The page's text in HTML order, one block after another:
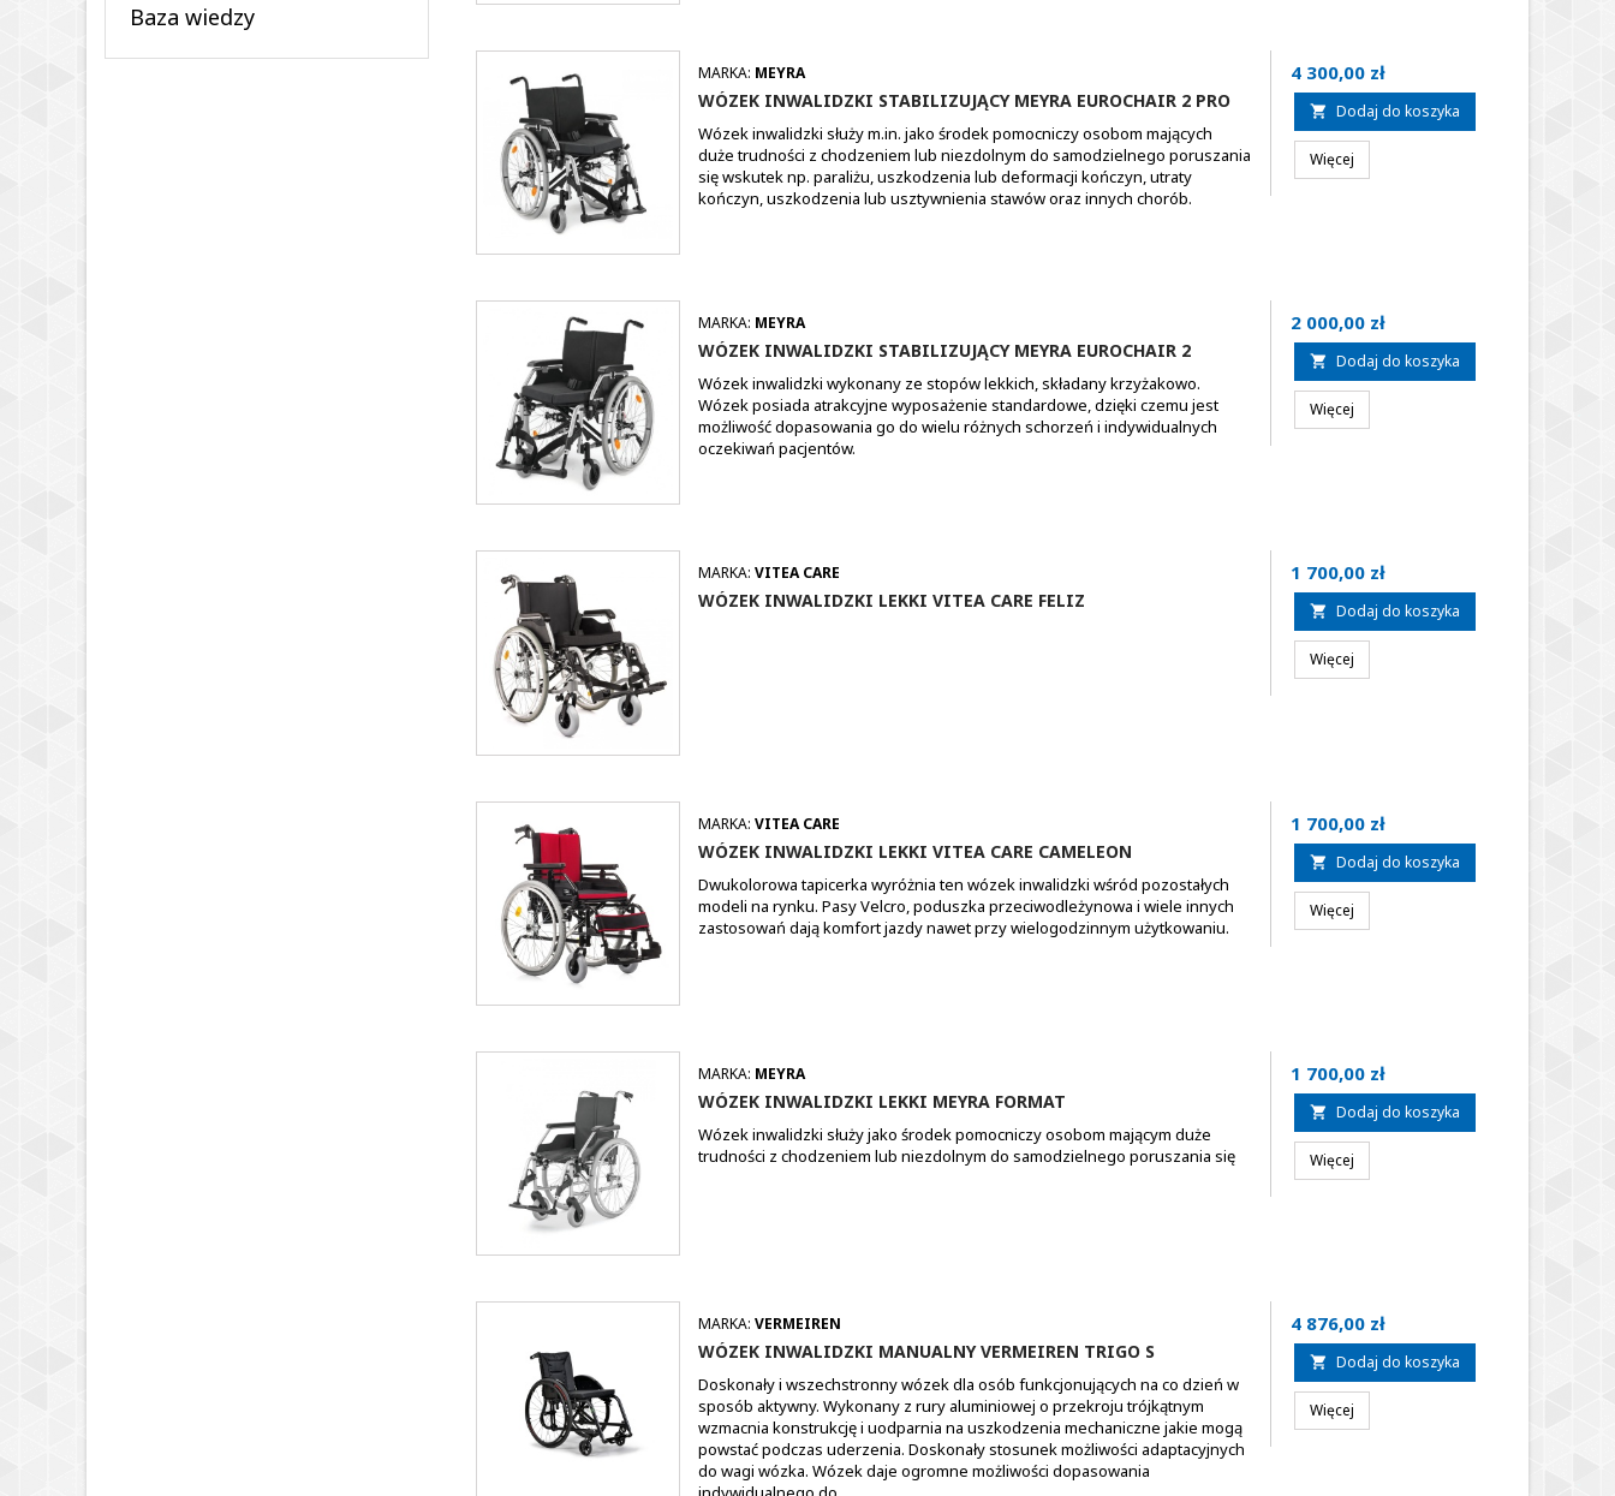
Baza wiedzy
MARKA: MEYRA
WÓZEK INWALIDZKI STABILIZUJĄCY MEYRA EUROCHAIR 2 PRO
Wózek inwalidzki służy m.in. jako środek pomocniczy osobom mających
duże trudności z chodzeniem lub niezdolnym do samodzielnego poruszania
się wskutek np. paraliżu, uszkodzenia lub deformacji kończyn, utraty
kończyn, uszkodzenia lub usztywnienia stawów oraz innych chorób.
Cena
4 300,00 zł
 Dodaj do koszyka
Więcej
MARKA: MEYRA
WÓZEK INWALIDZKI STABILIZUJĄCY MEYRA EUROCHAIR 2
Wózek inwalidzki wykonany ze stopów lekkich, składany krzyżakowo.
Wózek posiada atrakcyjne wyposażenie standardowe, dzięki czemu jest
możliwość dopasowania go do wielu różnych schorzeń i indywidualnych
oczekiwań pacjentów.
Cena
2 000,00 zł
 Dodaj do koszyka
Więcej
MARKA:VITEA CARE
WÓZEK INWALIDZKI LEKKI VITEA CARE FELIZ
Cena
1 700,00 zł
 Dodaj do koszyka
Więcej
MARKA:VITEA CARE
WÓZEK INWALIDZKI LEKKI VITEA CARE CAMELEON
Dwukolorowa tapicerka wyróżnia ten wózek inwalidzki wśród pozostałych
modeli na rynku. Pasy Velcro, poduszka przeciwodleżynowa i wiele innych
zastosowań dają komfort jazdy nawet przy wielogodzinnym użytkowaniu.
Cena
1 700,00 zł
 Dodaj do koszyka
Więcej
MARKA: MEYRA
WÓZEK INWALIDZKI LEKKI MEYRA FORMAT
Wózek inwalidzki służy jako środek pomocniczy osobom mającym duże
trudności z chodzeniem lub niezdolnym do samodzielnego poruszania się
Cena
1 700,00 zł
 Dodaj do koszyka
Więcej
MARKA:VERMEIREN
WÓZEK INWALIDZKI MANUALNY VERMEIREN TRIGO S
Doskonały i wszechstronny wózek dla osób funkcjonujących na co dzień w
sposób aktywny. Wykonany z rury aluminiowej o przekroju trójkątnym
wzmacnia konstrukcję i uodparnia na uszkodzenia mechaniczne jakie mogą
powstać podczas uderzenia. Doskonały stosunek możliwości adaptacyjnych
do wagi wózka. Wózek daje ogromne możliwości dopasowania
Cena
4 876,00 zł
 Dodaj do koszyka
Więcej